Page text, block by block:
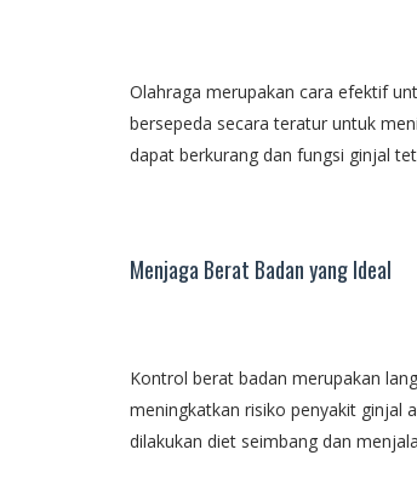
Olahraga merupakan cara efektif
bersepeda secara teratur untuk
dapat berkurang dan fungsi ginjal
Menjaga Berat Badan yang Ideal
Kontrol berat badan merupakan
meningkatkan risiko penyakit ginjal
dilakukan diet seimbang dan